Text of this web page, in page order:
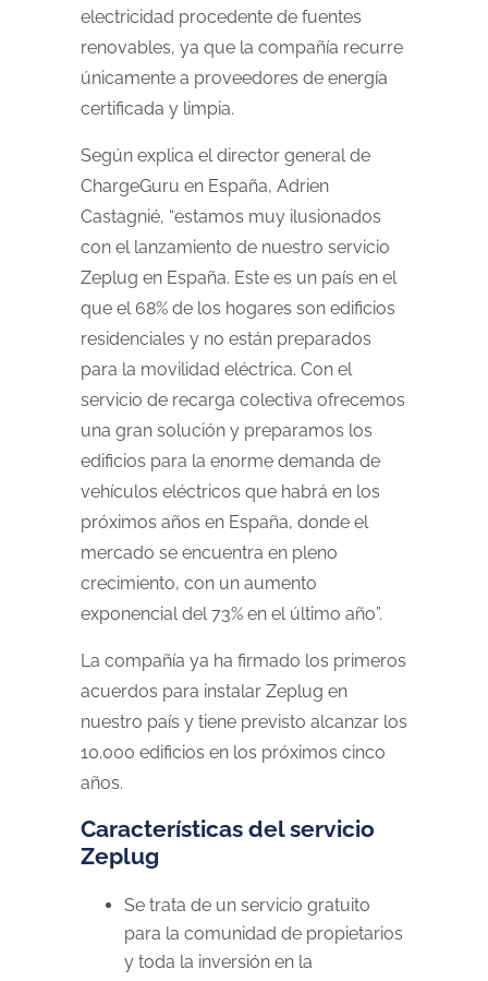
electricidad procedente de fuentes
renovables, ya que la compañía recurre
únicamente a proveedores de energía
certificada y limpia.
Según explica el director general de
ChargeGuru en España, Adrien
Castagnié, “estamos muy ilusionados
con el lanzamiento de nuestro servicio
Zeplug en España. Este es un país en el
que el 68% de los hogares son edificios
residenciales y no están preparados
para la movilidad eléctrica. Con el
servicio de recarga colectiva ofrecemos
una gran solución y preparamos los
edificios para la enorme demanda de
vehículos eléctricos que habrá en los
próximos años en España, donde el
mercado se encuentra en pleno
crecimiento, con un aumento
exponencial del 73% en el último año”.
La compañía ya ha firmado los primeros
acuerdos para instalar Zeplug en
nuestro país y tiene previsto alcanzar los
10.000 edificios en los próximos cinco
años.
Características del servicio
Zeplug
Se trata de un servicio gratuito
para la comunidad de propietarios
y toda la inversión en la